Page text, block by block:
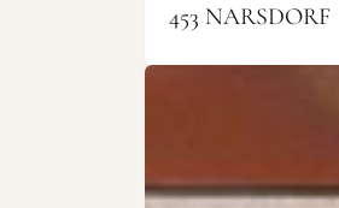
453 NARSDORF